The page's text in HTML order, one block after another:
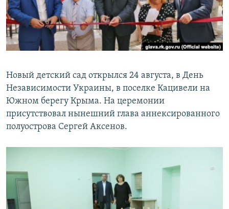
ПОБЕДИТЕЛЕЙ НЕ СУДЯТ?
КРЫМ.НЕПОКОРЕННЫЙ
ELIFBE
ПРИСОЕДИНЯЙТЕСЬ!
Все сайты RFE/RL
Новый детский сад открылся 24 августа, в День
Независимости Украины, в поселке Кацивели на
Южном берегу Крыма. На церемонии
присутствовал нынешний глава аннексированного
полуострова Сергей Аксенов.